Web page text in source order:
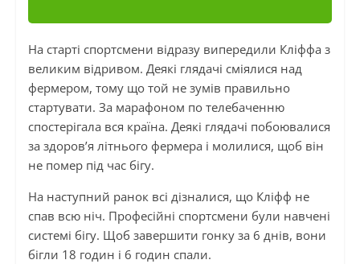
На старті спортсмени відразу випередили Кліффа з
великим відривом. Деякі глядачі сміялися над
фермером, тому що той не зумів правильно
стартувати. За марафоном по телебаченню
спостерігала вся країна. Деякі глядачі побоювалися
за здоров’я літнього фермера і молилися, щоб він
не помер під час бігу.
На наступний ранок всі дізналися, що Кліфф не
спав всю ніч. Професійні спортсмени були навчені
системі бігу. Щоб завершити гонку за 6 днів, вони
бігли 18 годин і 6 годин спали.